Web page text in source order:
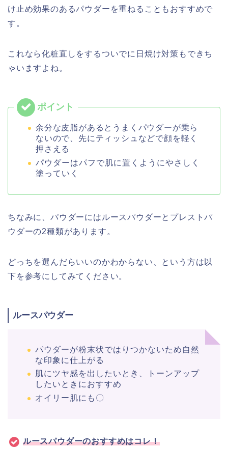
け止め効果のあるパウダーを重ねることもおすすめで
す。
これなら化粧直しをするついでに日焼け対策もできち
ゃいますよね。
余分な皮脂があるとうまくパウダーが乗ら
ないので、先にティッシュなどで顔を軽く
押さえる
パウダーはパフで肌に置くようにやさしく
塗っていく
ちなみに、パウダーにはルースパウダーと プレストパ
ウダーの2種類があります。
どっちを選んだらいいのかわからない、という方は以
下を参考にしてみてください。
ルースパウダー
パウダーが粉末状ではりつかないため自然
な印象に仕上がる
肌にツヤ感を出したいとき、トーンアップ
したいときにおすすめ
オイリー肌にも〇
ルースパウダーのおすすめはコレ！